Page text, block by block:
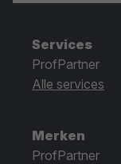
Services
ProfPartner
Alle services
Merken
ProfPartner